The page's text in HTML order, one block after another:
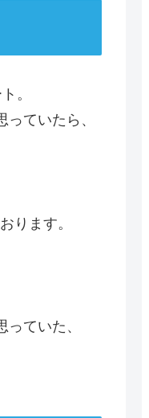
。
ていたら、
ります。
ていた、